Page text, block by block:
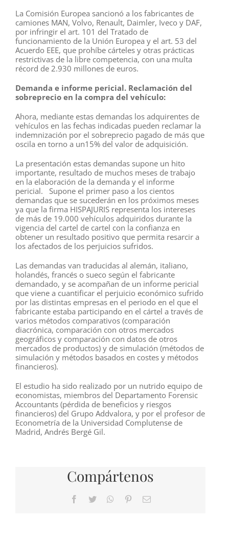
La Comisión Europea sancionó a los fabricantes de
camiones MAN, Volvo, Renault, Daimler, Iveco y DAF,
por infringir el art. 101 del Tratado de
funcionamiento de la Unión Europea y el art. 53 del
Acuerdo EEE, que prohíbe cárteles y otras prácticas
restrictivas de la libre competencia, con una multa
récord de 2.930 millones de euros.
Demanda e informe pericial. Reclamación del
sobreprecio en la compra del vehículo:
Ahora, mediante estas demandas los adquirentes de
vehículos en las fechas indicadas pueden reclamar la
indemnización por el sobreprecio pagado de más que
oscila en torno a un15% del valor de adquisición.
La presentación estas demandas supone un hito
importante, resultado de muchos meses de trabajo
en la elaboración de la demanda y el informe
pericial. Supone el primer paso a los cientos
demandas que se sucederán en los próximos meses
ya que la firma HISPAJURIS representa los intereses
de más de 19.000 vehículos adquiridos durante la
vigencia del cartel de cartel con la confianza en
obtener un resultado positivo que permita resarcir a
los afectados de los perjuicios sufridos.
Las demandas van traducidas al alemán, italiano,
holandés, francés o sueco según el fabricante
demandado, y se acompañan de un informe pericial
que viene a cuantificar el perjuicio económico sufrido
por las distintas empresas en el periodo en el que el
fabricante estaba participando en el cártel a través de
varios métodos comparativos (comparación
diacrónica, comparación con otros mercados
geográficos y comparación con datos de otros
mercados de productos) y de simulación (métodos de
simulación y métodos basados en costes y métodos
financieros).
El estudio ha sido realizado por un nutrido equipo de
economistas, miembros del Departamento Forensic
Accountants (pérdida de beneficios y riesgos
financieros) del Grupo Addvalora, y por el profesor de
Econometría de la Universidad Complutense de
Madrid, Andrés Bergé Gil.
Compártenos
Facebook
Twitter WhatsApp
PinterestCorreo